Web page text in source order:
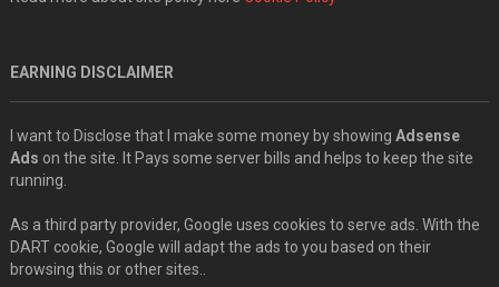
EARNING DISCLAIMER
I want to Disclose that I make some money by showing Adsense
Ads on the site. It Pays some server bills and helps to keep the site
running.
As a third party provider, Google uses cookies to serve ads. With the
DART cookie, Google will adapt the ads to you based on their
browsing this or other sites..